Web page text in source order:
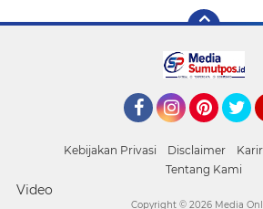
Kebijakan Privasi Disclaimer Karir
Tentang Kami
Video
Copyright © 2026 Media